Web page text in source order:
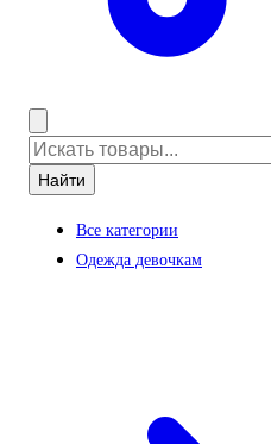
Найти
Все категории
Одежда девочкам